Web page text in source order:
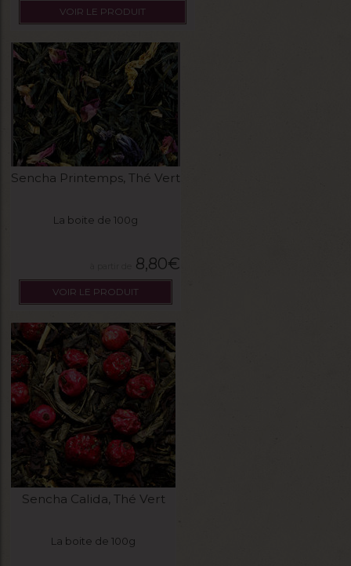
VOIR LE PRODUIT
Sencha Printemps, Thé Vert
La boite de 100g
8,80€
VOIR LE PRODUIT
Sencha Calida, Thé Vert
La boite de 100g